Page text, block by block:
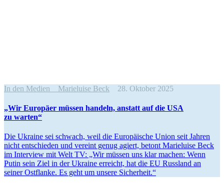
In den Medien Marieluise Beck 28. Oktober 2025
„Wir Europäer müssen handeln, anstatt auf die USA
zu warten“
Die Ukraine sei schwach, weil die Europäische Union seit Jahren
nicht entschieden und vereint genug agiert, betont Marie­luise Beck
im Interview mit Welt TV: „Wir müssen uns klar machen: Wenn
Putin sein Ziel in der Ukraine erreicht, hat die EU Russland an
seiner Ostflanke. Es geht um unsere Sicherheit.“